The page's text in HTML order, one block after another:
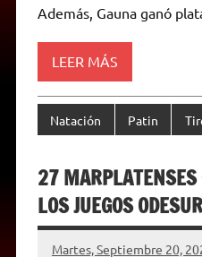
Además, Gauna ganó
LEER MÁS
Natación Patin
27
LOS JUEGOS ODESUR
Martes, Septiembre 20,